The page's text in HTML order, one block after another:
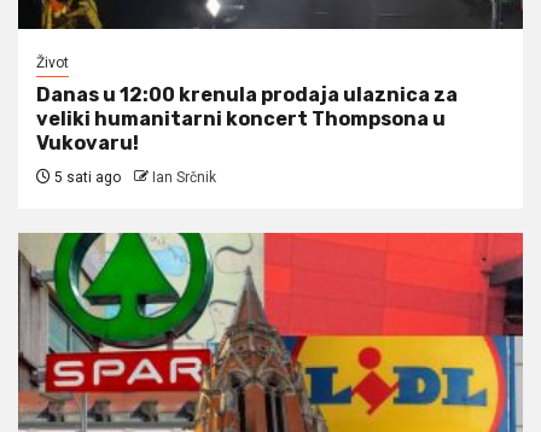
Život
Danas u 12:00 krenula prodaja ulaznica za
veliki humanitarni koncert Thompsona u
Vukovaru!
5 sati ago Ian Srčnik